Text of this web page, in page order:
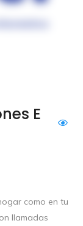
E
como en tu
llamadas